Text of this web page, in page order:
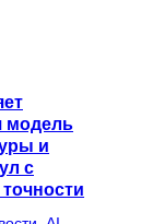
модель
и
с